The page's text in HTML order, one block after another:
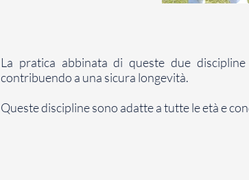
La pratica abbinata di queste due
contribuendo a una sicura longevità.
Queste discipline sono adatte a tutte le età e